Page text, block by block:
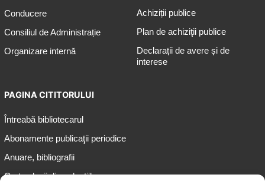
Conducere
Consiliul de Administrație
Organizare internă
Achiziții publice
Plan de achiziţii publice
Declarații de avere și de
interese
PAGINA CITITORULUI
Întreabă bibliotecarul
Abonamente publicaţii periodice
Anuare, bibliografii
Cartea lunii din colecțiile